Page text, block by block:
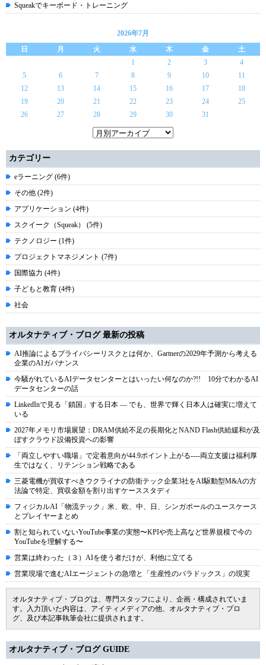
Squeakでキーボード・トレーニング
2026年7月
日
月 火 水 木 金
土
1
2 3
4
5
6 7 8 9 10
11
12
13 14 15 16 17
18
19
20 21 22 23 24
25
26
27 28 29 30 31
カテゴリー
eラーニング (6件)
その他 (2件)
アプリケーション (4件)
スクイーク（Squeak） (5件)
テクノロジー (1件)
プロジェクトマネジメント (7件)
国際協力 (4件)
子どもと教育 (4件)
社会
オルタナティブ・ブログ 最新の投稿
AI推論によるプライバシーリスクとは何か、Gartnerの2029年予測から考える
企業のAIガバナンス
今騒がれているAIデータセンターとはいったい何なのか?!! 10分でわかるAI
データセンターの話
LinkedInで見る「鎖国」する日本 ― でも、世界で輝く日本人は確実に増えて
いる
2027年メモリ市場展望：DRAM供給不足の長期化とNAND Flash供給緩和が及
ぼすクラウド設備投資への影響
「両立しやすい職場」で定着意向が44.9ポイント上がる----両立支援は福利厚
生ではなく、リテンション戦略である
三菱電機が買収すべきウクライナの防衛テック企業3社をAI駆動型M&Aの方
法論で特定、買収金額を割り出すケーススタディ
フィジカルAI「物流テック」米、欧、中、日、シンガポールのユースケース
とプレイヤーまとめ
割と知られていないYouTube事業の実態〜KPIや売上高など世界規模で今の
YouTubeを理解する〜
営業は終わった（３）AIを使う者だけが、利他に立てる
営業現場で進むAIエージェントの急増と「生産性のパラドックス」の現実
オルタナティブ・ブログは、専門スタッフにより、企画・構成されていま
す。入力頂いた内容は、アイティメディアの他、オルタナティブ・ブロ
グ、及び本記事執筆会社に提供されます。
オルタナティブ・ブログ GUIDE